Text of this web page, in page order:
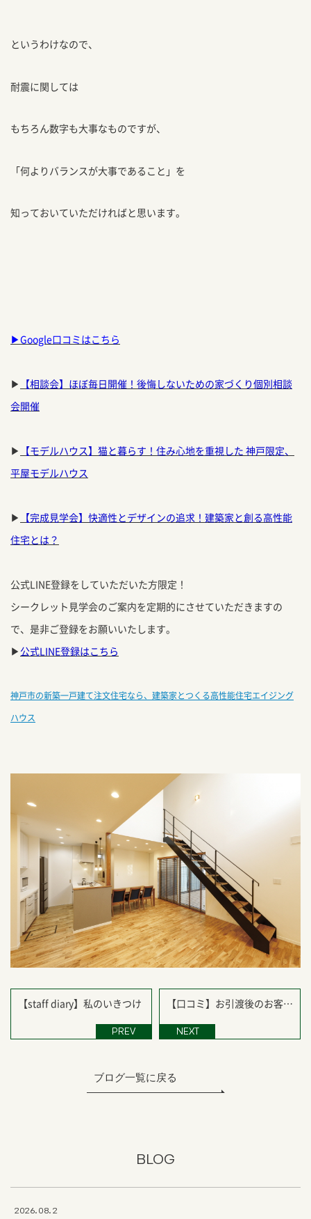
というわけなので、
耐震に関しては
もちろん数字も大事なものですが、
「何よりバランスが大事であること」を
知っておいていただければと思います。
▶Google口コミはこちら
▶ 【相談会】ほぼ毎日開催！後悔しないための家づくり個別相談
会開催
▶ 【モデルハウス】猫と暮らす！住み心地を重視した 神戸限定、
平屋モデルハウス
▶ 【完成見学会】快適性とデザインの追求！建築家と創る高性能
住宅とは？
公式LINE登録をしていただいた方限定！
シークレット見学会のご案内を定期的にさせていただきますの
で、是非ご登録をお願いいたします。
▶ 公式LINE登録はこちら
神戸市の新築一戸建て注文住宅なら、建築家とつくる高性能住宅エイジング
ハウス
【staff diary】私のいきつけ
PREV
【口コミ】お引渡後のお客様
NEXT
ブログ一覧に戻る
BLOG
2026.08.2